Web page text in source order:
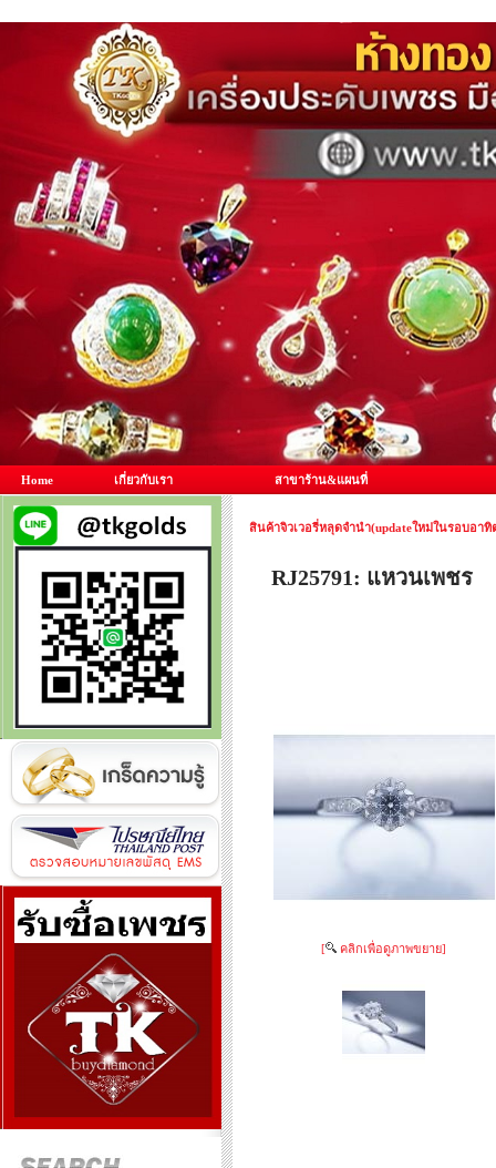
Home เกี่ยวกับเรา สาขาร้าน&แผนที่
สินค้าจิวเวอรี่หลุดจำนำ(updateใหม่ในรอบอาทิ
RJ25791: แหวนเพชร
[ คลิกเพื่อดูภาพขยาย]